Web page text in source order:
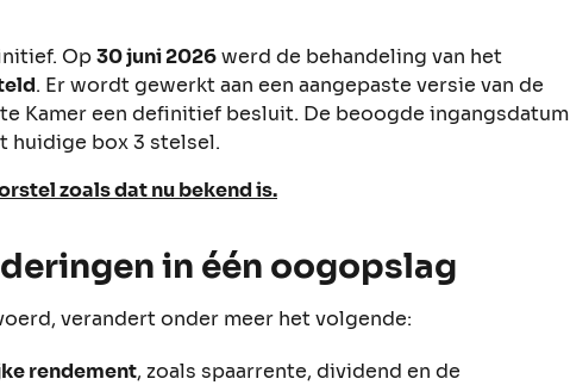
Op30 juni 2026werd de behandeling van het
. Er wordt gewerkt aan een aangepaste versie van de
Kamer een definitief besluit. De beoogde ingangsdatum
huidige box 3 stelsel.
zoals dat nu bekend is.
in één oogopslag
verandert onder meer het volgende:
rendement, zoals spaarrente, dividend en de